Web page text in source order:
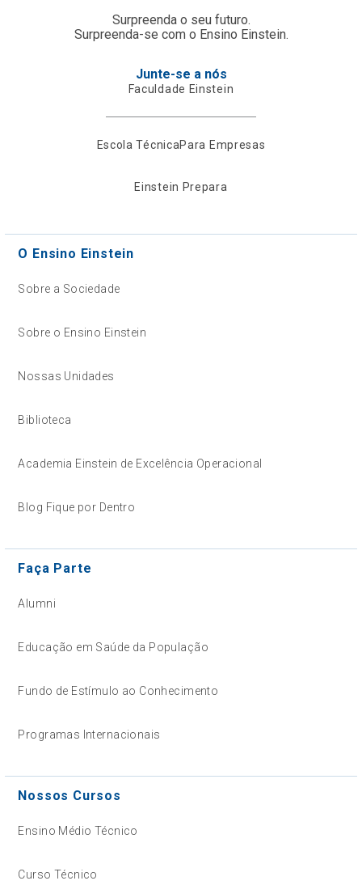
Surpreenda o seu futuro.
Surpreenda-se com o Ensino Einstein.
Junte-se a nós
Faculdade Einstein
Escola TécnicaPara Empresas
Einstein Prepara
O Ensino Einstein
Sobre a Sociedade
Sobre o Ensino Einstein
Nossas Unidades
Biblioteca
Academia Einstein de Excelência Operacional
Blog Fique por Dentro
Faça Parte
Alumni
Educação em Saúde da População
Fundo de Estímulo ao Conhecimento
Programas Internacionais
Nossos Cursos
Ensino Médio Técnico
Curso Técnico